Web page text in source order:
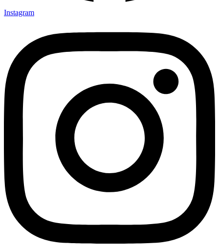
Instagram